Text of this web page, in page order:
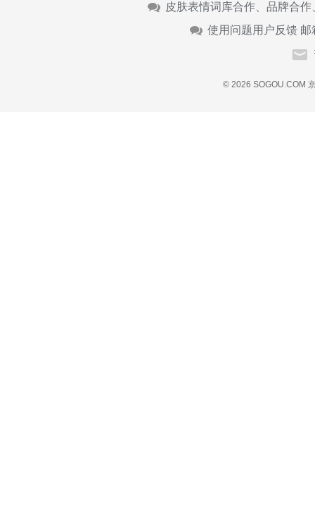
皮肤表情词库合作、品牌合
使用问题用户反馈 邮
© 2026 SOGOU.COM